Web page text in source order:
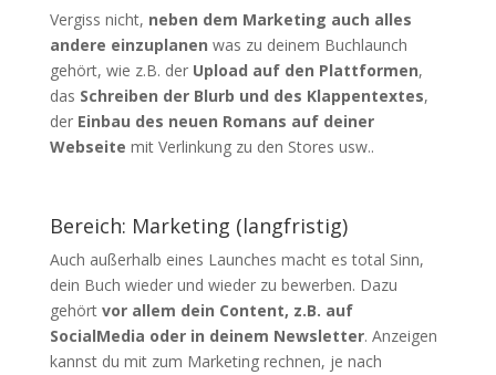
Vergiss nicht, neben dem Marketing auch alles
andere einzuplanen was zu deinem Buchlaunch
gehört, wie z.B. der Upload auf den Plattformen,
das Schreiben der Blurb und des Klappentextes,
der Einbau des neuen Romans auf deiner
Webseite mit Verlinkung zu den Stores usw..
Bereich: Marketing (langfristig)
Auch außerhalb eines Launches macht es total Sinn,
dein Buch wieder und wieder zu bewerben. Dazu
gehört vor allem dein Content, z.B. auf
SocialMedia oder in deinem Newsletter. Anzeigen
kannst du mit zum Marketing rechnen, je nach